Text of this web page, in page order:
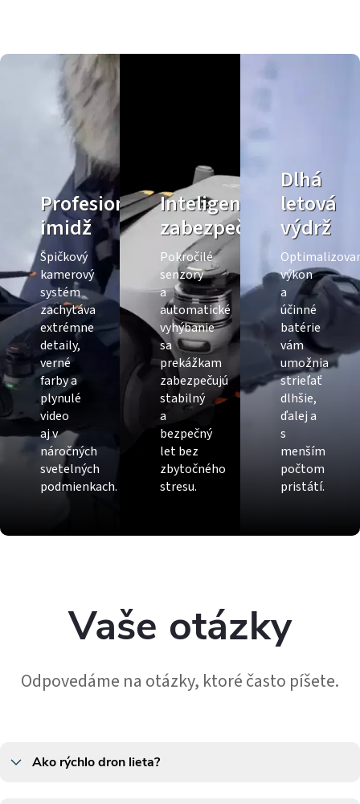
Profesionálny
imidž
Špičkový
kamerový
systém
zachytáva
extrémne
detaily,
verné
farby a
plynulé
video
aj v
náročných
svetelných
podmienkach.
Inteligentné
zabezpečenie
Pokročilé
senzory
a
automatické
vyhýbanie
sa
prekážkam
zabezpečujú
stabilný
a
bezpečný
let bez
zbytočného
stresu.
Dlhá
letová
výdrž
výkon
a
účinné
batérie
vám
umožnia
strieľať
dlhšie,
ďalej a
s
menším
počtom
pristátí.
Vaše otázky
Odpovedáme na otázky, ktoré často píšete.
Ako rýchlo dron lieta?